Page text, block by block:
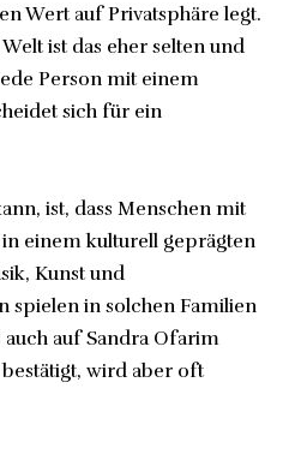
Wert aufPrivatsphärelegt.
ist das eher selten und
Person mit einem
sich für ein
ist, dass Menschen mit
einem kulturell geprägten
Kunst und
spielen in solchen Familien
auch auf Sandra Ofarim
wird aber oft